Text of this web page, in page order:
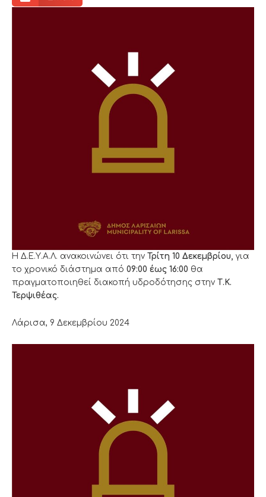
Η Δ.Ε.Υ.Α.Λ. ανακοινώνει ότι την Τρίτη 10 Δεκεμβρίου για
το χρονικό διάστημα από 09:00 έως 16:00 θα
πραγματοποιηθεί διακοπή υδροδότησης στην Τ.Κ.
Τερψιθέας.
Λάρισα, 9 Δεκεμβρίου 2024